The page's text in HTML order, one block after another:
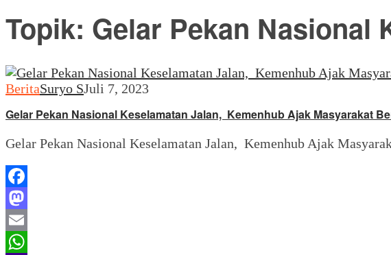
Topik: Gelar Pekan Nasional
BeritaSuryo SJuli 7, 2023
Gelar Pekan Nasional Keselamatan Jalan, Kemenhub Ajak Masyarakat
Gelar Pekan Nasional Keselamatan Jalan, Kemenhub Ajak
Facebook
Mastodon
Email